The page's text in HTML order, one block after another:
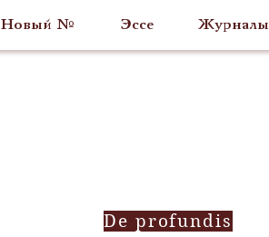
Новый № Эссе Журналы
De profundis